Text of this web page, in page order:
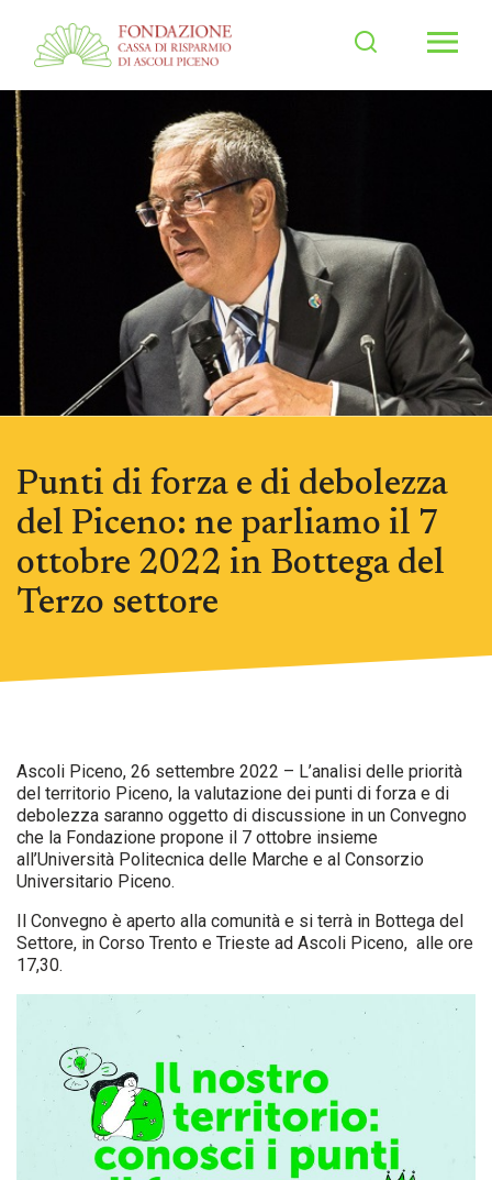
Punti di forza e di debolezza
del Piceno: ne parliamo il 7
ottobre 2022 in Bottega del
Terzo settore
Ascoli Piceno, 26 settembre 2022 – L’analisi delle priorità
del territorio Piceno, la valutazione dei punti di forza e di
debolezza saranno oggetto di discussione in un Convegno
che la Fondazione propone il 7 ottobre insieme
all’Università Politecnica delle Marche e al Consorzio
Universitario Piceno.
Il Convegno è aperto alla comunità e si terrà in Bottega del
Settore, in Corso Trento e Trieste ad Ascoli Piceno, alle ore
17,30.